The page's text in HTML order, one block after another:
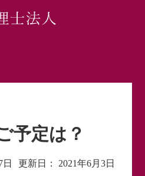
予定は？
更新日： 2021年6月3日